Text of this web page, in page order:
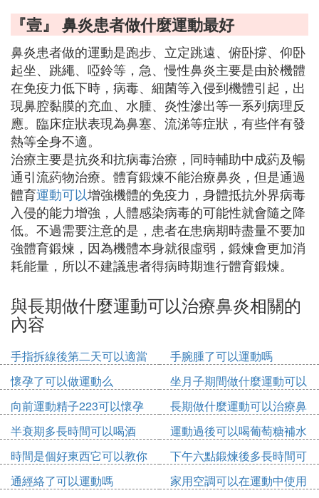
『壹』 鼻炎患者做什麼運動最好
鼻炎患者做的運動是跑步、立定跳遠、俯卧撐、仰卧
起坐、跳繩、啞鈴等，急、慢性鼻炎主要是由於機體
在免疫力低下時，病毒、細菌等入侵到機體引起，出
現鼻腔黏膜的充血、水腫、炎性滲出等一系列病理反
應。臨床症狀表現為鼻塞、流涕等症狀，有些伴有發
熱等全身不適。
治療主要是抗炎和抗病毒治療，同時輔助中成葯及暢
通引流葯物治療。體育鍛煉不能治療鼻炎，但是通過
體育運動可以增強機體的免疫力，身體抵抗外界病毒
入侵的能力增強，人體感染病毒的可能性就會隨之降
低。不過需要注意的是，患者在患病期時盡量不要加
強體育鍛煉，因為機體本身就很虛弱，鍛煉會更加消
耗能量，所以不建議患者得病時期進行體育鍛煉。
與長期做什麼運動可以治療鼻炎相關的
內容
手指拆線後第二天可以適當
運動嗎
手腕腫了可以運動嗎
懷孕了可以做運動么
坐月子期間做什麼運動可以
增高
向前運動精子223可以懷孕
嗎
長期做什麼運動可以治療鼻
炎
半衰期多長時間可以喝酒
運動過後可以喝葡萄糖補水
液
時間是個好東西它可以教你
忘記
下午六點鍛煉後多長時間可
以吃飯
通經絡了可以運動嗎
家用空調可以在運動中使用